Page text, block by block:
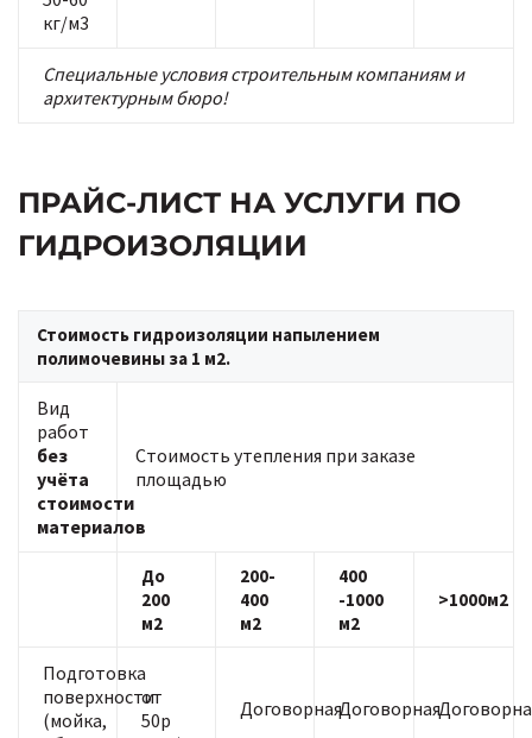
кг/м3
Специальные условия строительным компаниям и
архитектурным бюро!
ПРАЙС-ЛИСТ НА УСЛУГИ ПО
ГИДРОИЗОЛЯЦИИ
Стоимость гидроизоляции напылением
полимочевины за 1 м2.
Вид
работ
без
учёта
стоимости
материалов
Стоимость утепления при заказе
площадью
До
200
м2
200-
400
м2
400
-1000
м2
>1000м2
Подготовка
поверхности
(мойка,
от
50р
ДоговорнаяДоговорная